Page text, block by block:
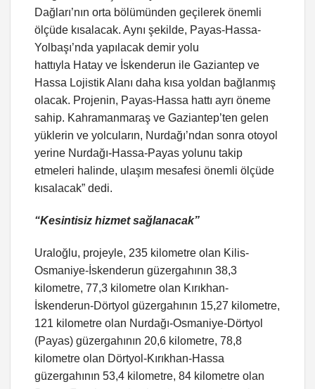
Dağları’nın orta bölümünden geçilerek önemli
ölçüde kısalacak. Aynı şekilde, Payas-Hassa-
Yolbaşı’nda yapılacak demir yolu
hattıyla Hatay ve İskenderun ile Gaziantep ve
Hassa Lojistik Alanı daha kısa yoldan bağlanmış
olacak. Projenin, Payas-Hassa hattı ayrı öneme
sahip. Kahramanmaraş ve Gaziantep’ten gelen
yüklerin ve yolcuların, Nurdağı’ndan sonra otoyol
yerine Nurdağı-Hassa-Payas yolunu takip
etmeleri halinde, ulaşım mesafesi önemli ölçüde
kısalacak” dedi.
“Kesintisiz hizmet sağlanacak”
Uraloğlu, projeyle, 235 kilometre olan Kilis-
Osmaniye-İskenderun güzergahının 38,3
kilometre, 77,3 kilometre olan Kırıkhan-
İskenderun-Dörtyol güzergahının 15,27 kilometre,
121 kilometre olan Nurdağı-Osmaniye-Dörtyol
(Payas) güzergahının 20,6 kilometre, 78,8
kilometre olan Dörtyol-Kırıkhan-Hassa
güzergahının 53,4 kilometre, 84 kilometre olan